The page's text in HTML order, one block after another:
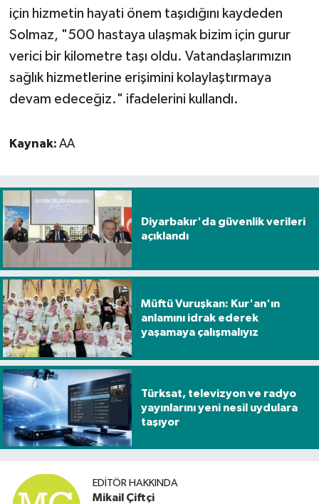
için hizmetin hayati önem taşıdığını kaydeden
Solmaz, "500 hastaya ulaşmak bizim için gurur
verici bir kilometre taşı oldu. Vatandaşlarımızın
sağlık hizmetlerine erişimini kolaylaştırmaya
devam edeceğiz." ifadelerini kullandı.
Kaynak: AA
Diyarbakır'da güvenlik verileri
açıklandı
Müftü Vuruşkan: Kur'an'ın
anlamını idrak ederek
yaşamaya çalışmalıyız
Türksat, televizyon ve radyo
yayınlarını yeni nesil uydulara
taşıyor
EDITÖR HAKKINDA
Mikail Çiftçi